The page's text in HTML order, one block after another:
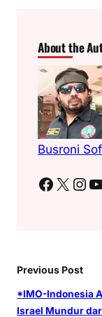
About the
Busroni
Facebook X Instagram YouTube
Previous Post
*IMO-Indonesia
Israel Mundur